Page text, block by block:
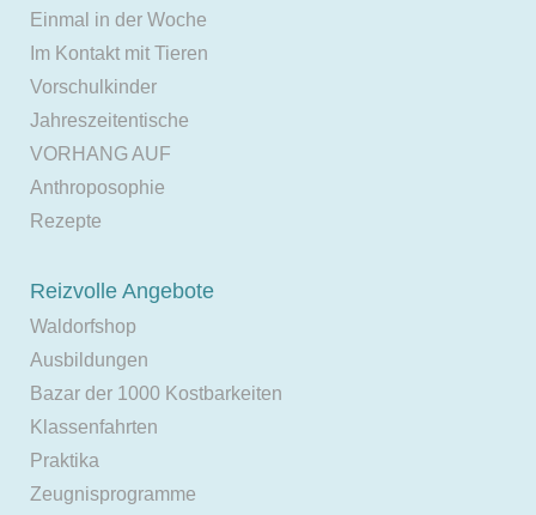
Einmal in der Woche
Im Kontakt mit Tieren
Vorschulkinder
Jahreszeitentische
VORHANG AUF
Anthroposophie
Rezepte
Reizvolle Angebote
Waldorfshop
Ausbildungen
Bazar der 1000 Kostbarkeiten
Klassenfahrten
Praktika
Zeugnisprogramme